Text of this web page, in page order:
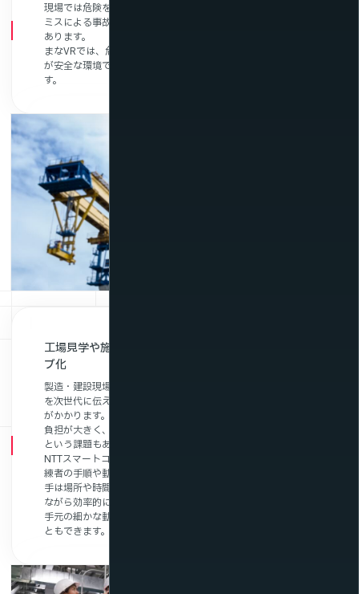
現場では危険を伴う作業や複雑な工程が多く、経験不足や判断
ミスによる事故リスクを事前に防ぐことが難しいという課題が
あります。
まなVRでは、危険作業を仮想空間でリアルに再現し、作業者
が安全な環境で体験・学習できるトレーニング環境を提供しま
す。
工場見学や施工事例をオンライン配信・映像アーカイ
ブ化
製造・建設現場では、熟練作業者が持つ高度な技術や作業手順
を次世代に伝えることが難しく、教育には多くの時間とコスト
がかかります。さらに、実機でのOJTや現場研修では指導者の
負担が大きく、習得スピードや教育品質にばらつきが出やすい
という課題もあります。
NTTスマートコネクトのVRや動画配信を活用することで、熟
練者の手順や動作を映像として記録・配信できます。新人や若
手は場所や時間を問わず繰り返し学習でき、教育負担を軽減し
ながら効率的に技能を習得可能です。また、マルチアングルや
手元の細かな動作も確認できるため、教育の質を均一化するこ
ともできます。